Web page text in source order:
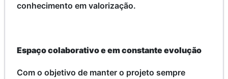
conhecimento em valorização.
Espaço colaborativo e em constante evolução
Com o objetivo de manter o projeto sempre